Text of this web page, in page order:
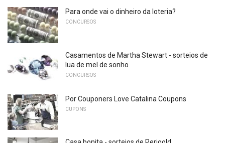
Para onde vai o dinheiro da loteria?
CONCURSOS
Casamentos de Martha Stewart - sorteios de
lua de mel de sonho
CONCURSOS
Por Couponers Love Catalina Coupons
CUPONS